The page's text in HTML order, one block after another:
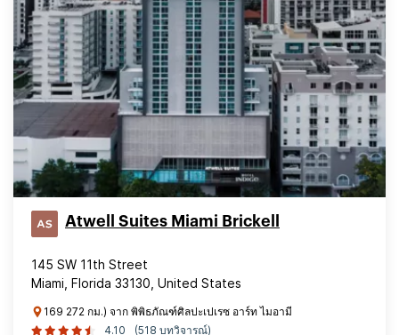
Atwell Suites Miami Brickell
145 SW 11th Street
Miami, Florida 33130, United States
169 272 กม.) จาก พิพิธภัณฑ์ศิลปะเปเรซ อาร์ท ไมอามี
4.10
(518 บทวิจารณ์)